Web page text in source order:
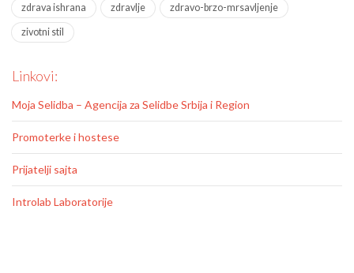
zdrava ishrana zdravlje zdravo-brzo-mrsavljenje
zivotni stil
Linkovi:
Moja Selidba – Agencija za Selidbe Srbija i Region
Promoterke i hostese
Prijatelji sajta
Introlab Laboratorije